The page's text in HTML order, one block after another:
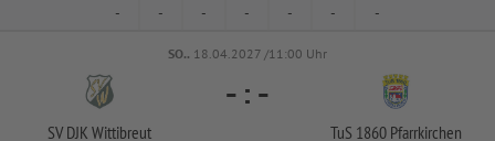
- - - - - - -
SO.. 18.04.2027 /11:00 Uhr
SV DJK Wittibreut
- : -
TuS 1860 Pfarrkirchen